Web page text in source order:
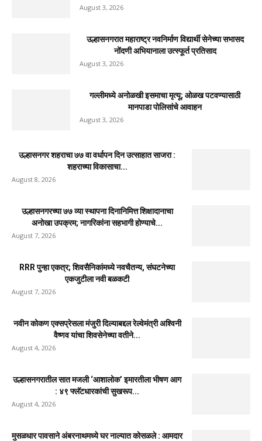
August 3, 2026
उल्हासनगरात महाराष्ट्र नवनिर्माण विद्यार्थी सेनेच्या सभासद
नोंदणी अभियानाला उत्स्फूर्त प्रतिसाद
August 3, 2026
गल्लीमध्ये अनोळखी इसमाचा मृत्यू; ओळख पटवण्यासाठी
मानपाडा पोलिसांचे आवाहन
August 3, 2026
उल्हासनगर शहराचा ७७ वा वर्धापन दिन उत्साहात साजरा :
शहराच्या विकासाचा...
August 8, 2026
उल्हासनगरच्या ७७ व्या स्थापना दिनानिमित्त शिक्षादानाचा
अनोखा उपक्रम; नागरिकांना सहभागी होण्याचे...
August 7, 2026
RRR पुन्हा एकत्र; शिवसैनिकांमध्ये नवचैतन्य, संघटनेच्या
एकजुटीला नवी बळकटी
August 7, 2026
नवीन कोकण एक्सप्रेसला मंजुरी दिल्याबद्दल रेल्वेमंत्री अश्विनी
वैष्णव यांचा शिवसेनेच्या वतीने...
August 4, 2026
उल्हासनगरातील सात मजली ‘आशालोक’ इमारतीला भीषण आग
: ४९ फ्लॅटधारकांची सुखरूप...
August 4, 2026
मुसळधार पावसाने अंबरनाथमध्ये घर नाल्यात कोसळले : आमदार